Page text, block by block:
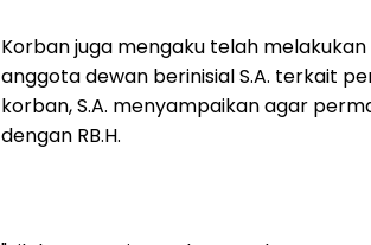
Korban juga mengaku telah
anggota dewan berinisial S.A. terkait
korban, S.A. menyampaikan agar
dengan RB.H.